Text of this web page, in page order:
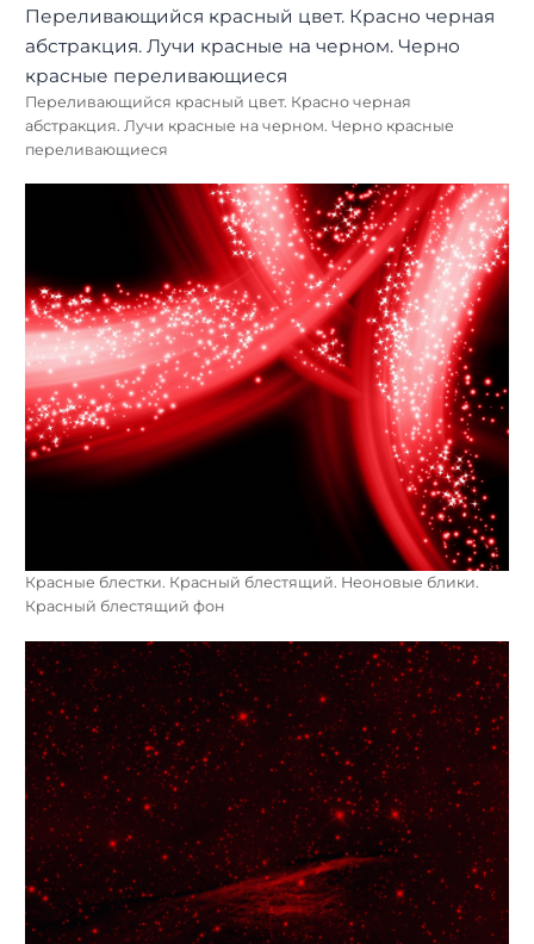
Переливающийся красный цвет. Красно черная
абстракция. Лучи красные на черном. Черно красные
переливающиеся
Красные блестки. Красный блестящий. Неоновые блики.
Красный блестящий фон